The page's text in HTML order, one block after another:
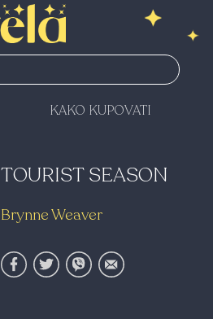
KAKO KUPOVATI
TOURIST SEASON
Brynne Weaver